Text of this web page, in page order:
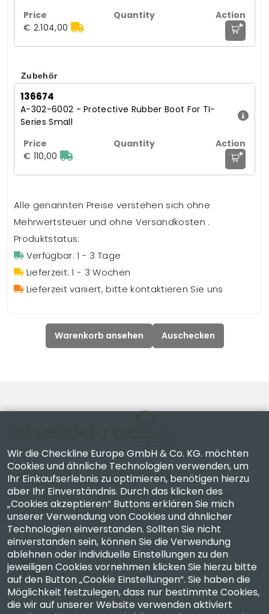
€ 2.104,00 +
Zubehör
136674
A-302-6002 - Protective Rubber Boot For TI-
Series Small
€ 110,00 +
Alle genannten Preise verstehen sich ohne
Mehrwertsteuer und ohne Versandkosten .
Produktstatus:
Verfügbar: 1 - 3 Tage
Lieferzeit: 1 - 3 Wochen
Lieferzeit variiert, bitte kontaktieren Sie uns
Warenkorb ansehen Auschecken
Checkline Europe GmbH & Co. KG. — Spezialisten für
Lieferung, Kalibrierung, Zertifizierung und Reparatur
hochpräziser Messgeräte.
Unternehmen
Wir die Checkline Europe GmbH & Co. KG. möchten
Cookies und ähnliche Technologien verwenden, um
Ihr Einkaufserlebnis zu optimieren, benötigen hierzu
aber Ihr Einverständnis. Durch das klicken des
„Cookies akzeptieren“ Buttons erklären Sie mich
unserer Verwendung von Cookies und ähnlicher
Technologien einverstanden. Sollten Sie nicht
einverstanden sein, können Sie die Verwendung
ablehnen oder individuelle Einstellungen zu den
jeweiligen Cookies vornehmen klicken Sie hierzu bitte
auf den Button „Cookie Einstellungen“. Sie haben die
Möglichkeit festzulegen, dass nur bestimmte Cookies,
die wir auf unserer Website verwenden aktiviert